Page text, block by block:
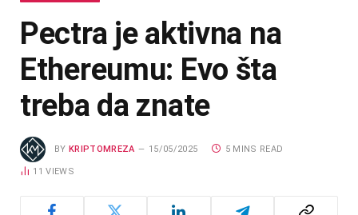
Pectra je aktivna na
Ethereumu: Evo šta
treba da znate
BY KRIPTOMREZA 15/05/2025 5 MINS READ
11VIEWS